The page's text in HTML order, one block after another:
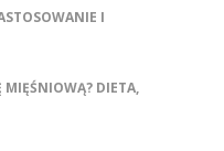
I
MIĘŚNIOWĄ? DIETA,